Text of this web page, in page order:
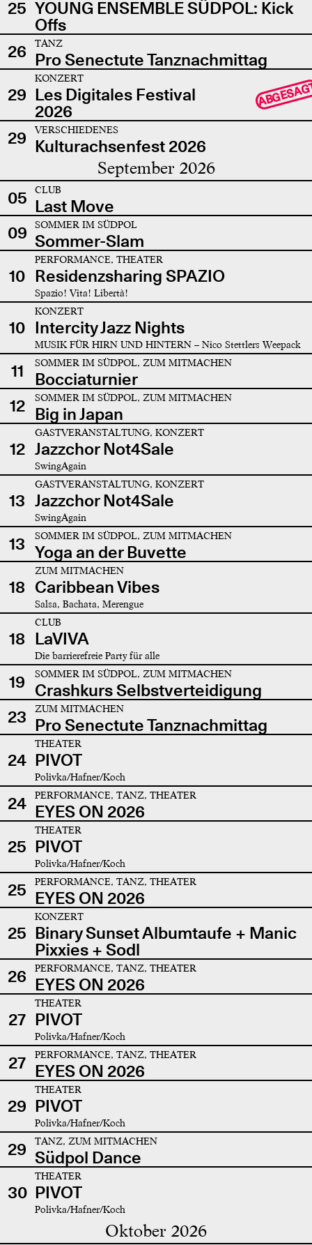
25 YOUNG ENSEMBLE SÜDPOL: Kick
Offs
26
TANZ
Pro Senectute Tanznachmittag
29
KONZERT
Les Digitales Festival
2026
29 VERSCHIEDENES
Kulturachsenfest 2026
September 2026
05 CLUB
Last Move
09
SOMMER IM SÜDPOL
Sommer-Slam
10
PERFORMANCE, THEATER
Residenzsharing SPAZIO
Spazio! Vita! Libertà!
10
KONZERT
Intercity Jazz Nights
MUSIK FÜR HIRN UND HINTERN – Nico Stettlers Weepack
11 SOMMER IM SÜDPOL, ZUM MITMACHEN
Bocciaturnier
12
SOMMER IM SÜDPOL, ZUM MITMACHEN
Big in Japan
12
GASTVERANSTALTUNG, KONZERT
Jazzchor Not4Sale
SwingAgain
13
GASTVERANSTALTUNG, KONZERT
Jazzchor Not4Sale
SwingAgain
13 SOMMER IM SÜDPOL, ZUM MITMACHEN
Yoga an der Buvette
18
ZUM MITMACHEN
Caribbean Vibes
Salsa, Bachata, Merengue
18
CLUB
LaVIVA
Die barrierefreie Party für alle
19 SOMMER IM SÜDPOL, ZUM MITMACHEN
Crashkurs Selbstverteidigung
23
ZUM MITMACHEN
Pro Senectute Tanznachmittag
24
THEATER
PIVOT
Polivka/Hafner/Koch
24 PERFORMANCE, TANZ, THEATER
EYES ON 2026
25
THEATER
PIVOT
Polivka/Hafner/Koch
25 PERFORMANCE, TANZ, THEATER
EYES ON 2026
25
KONZERT
Binary Sunset Albumtaufe + Manic
Pixxies + Sodl
26
PERFORMANCE, TANZ, THEATER
EYES ON 2026
27
THEATER
PIVOT
Polivka/Hafner/Koch
27 PERFORMANCE, TANZ, THEATER
EYES ON 2026
29
THEATER
PIVOT
Polivka/Hafner/Koch
29 TANZ, ZUM MITMACHEN
Südpol Dance
30
THEATER
PIVOT
Polivka/Hafner/Koch
Oktober 2026